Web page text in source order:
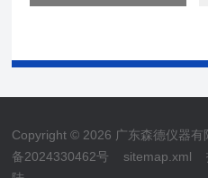
Copyright © 2026 广东森德仪器
备2024330462号
sitemap.xml